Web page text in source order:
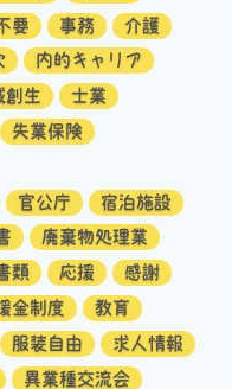
要 事務
介護
内的キャリア
創生
士業
失業保険
官公庁
宿泊施設
廃棄物処理業
類 応援
感謝
金制度
教育
服装自由
求人情報
異業種交流会